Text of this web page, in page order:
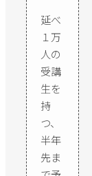
延べ
１万
人の
受講
生を
持
つ、
半年
先ま